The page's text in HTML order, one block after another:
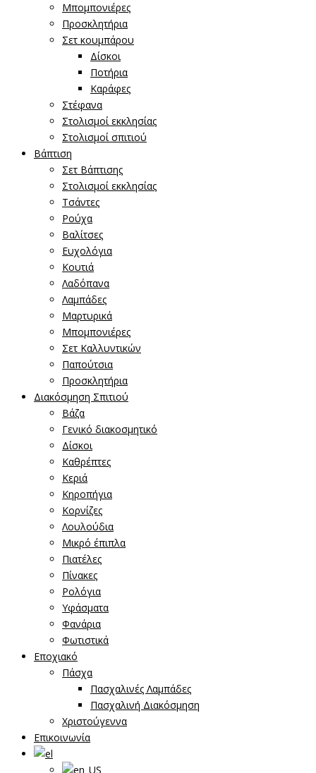
Μπομπονιέρες
Προσκλητήρια
Σετ κουμπάρου
Δίσκοι
Ποτήρια
Καράφες
Στέφανα
Στολισμοί εκκλησίας
Στολισμοί σπιτιού
Βάπτιση
Σετ Βάπτισης
Στολισμοί εκκλησίας
Τσάντες
Ρούχα
Βαλίτσες
Ευχολόγια
Κουτιά
Λαδόπανα
Λαμπάδες
Μαρτυρικά
Μπομπονιέρες
Σετ Καλλυντικών
Παπούτσια
Προσκλητήρια
Διακόσμηση Σπιτιού
Βάζα
Γενικό διακοσμητικό
Δίσκοι
Καθρέπτες
Κεριά
Κηροπήγια
Κορνίζες
Λουλούδια
Μικρό έπιπλα
Πιατέλες
Πίνακες
Ρολόγια
Υφάσματα
Φανάρια
Φωτιστικά
Εποχιακό
Πάσχα
Πασχαλινές Λαμπάδες
Πασχαλινή Διακόσμηση
Χριστούγεννα
Επικοινωνία